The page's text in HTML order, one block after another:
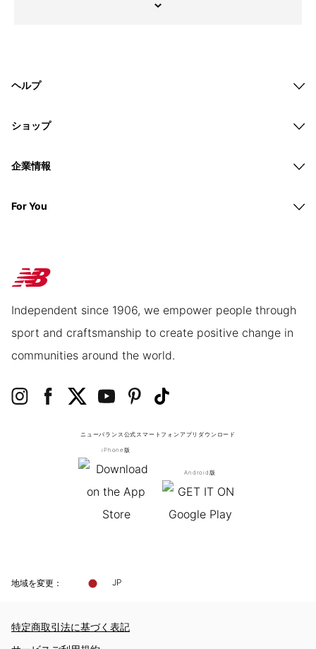
ヘルプ
ショップ
企業情報
For You
Independent since 1906, we empower people through
sport and craftsmanship to create positive change in
communities around the world.
ニューバランス公式スマートフォンアプリ ダウンロード
iPhone版
Android版
地域を変更： JP
特定商取引法に基づく表記